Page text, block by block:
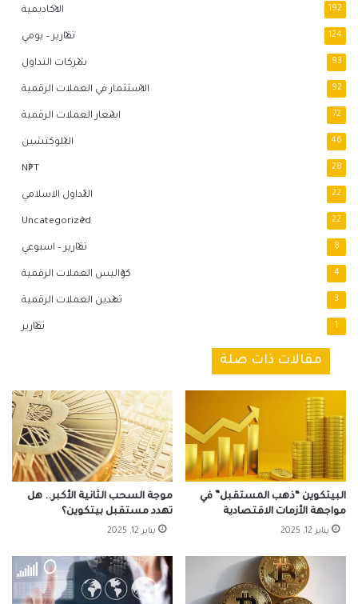
الاكاديمية 192
تقارير – يومي 124
شركات التداول 93
الاستثمار في العملات الرقمية 92
اسعار العملات الرقمية 72
البلوكتشين 46
NFT 28
التداول الاسلامي 22
Uncategorized 22
تقارير – اسبوعي 8
كواليس العملات الرقمية 4
تعدين العملات الرقمية 3
تقارير 1
مقالات ذات صلة
موجة السحب الثانية الأكبر.. هل
تهدد مستقبل بيتكوين؟
يناير 12, 2025
البيتكوين “ذهب المستقبل” في
مواجهة الأزمات الاقتصادية
يناير 12, 2025